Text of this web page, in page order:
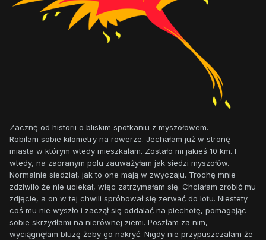
Zacznę od historii o bliskim spotkaniu z myszołowem.
Robiłam sobie kilometry na rowerze. Jechałam już w stronę
miasta w którym wtedy mieszkałam. Zostało mi jakieś 10 km. I
wtedy, na zaoranym polu zauważyłam jak siedzi myszołów.
Normalnie siedział, jak to one mają w zwyczaju. Trochę mnie
zdziwiło że nie uciekał, więc zatrzymałam się. Chciałam zrobić mu
zdjęcie, a on w tej chwili spróbował się zerwać do lotu. Niestety
coś mu nie wyszło i zaczął się oddalać na piechotę, pomagając
sobie skrzydłami na nierównej ziemi. Poszłam za nim,
wyciągnęłam bluzę żeby go nakryć. Nigdy nie przypuszczałam że